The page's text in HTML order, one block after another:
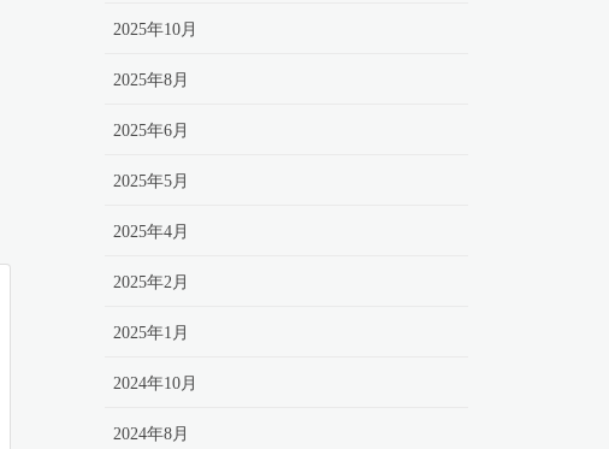
2025年10月
2025年8月
2025年6月
2025年5月
2025年4月
2025年2月
2025年1月
2024年10月
2024年8月